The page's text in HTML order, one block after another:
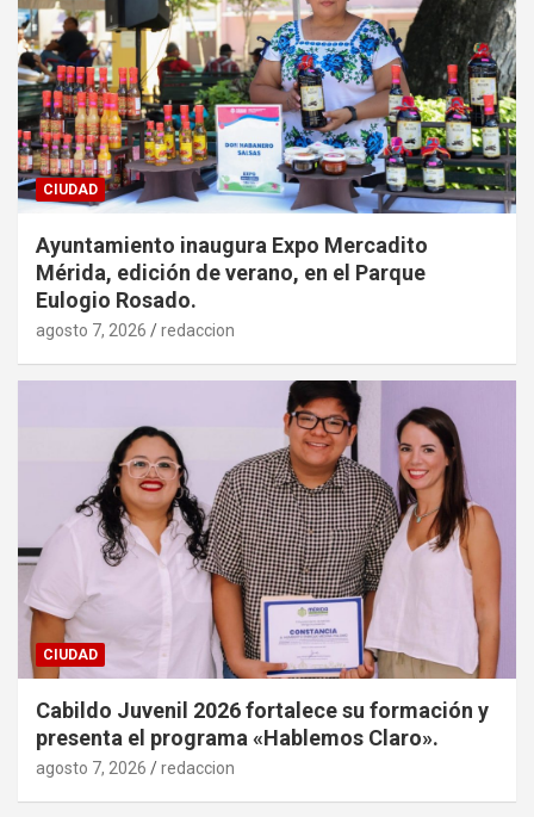
CIUDAD
Ayuntamiento inaugura Expo Mercadito
Mérida, edición de verano, en el Parque
Eulogio Rosado.
agosto 7, 2026 redaccion
CIUDAD
Cabildo Juvenil 2026 fortalece su formación y
presenta el programa «Hablemos Claro».
agosto 7, 2026 redaccion